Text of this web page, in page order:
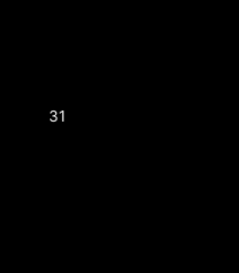
31